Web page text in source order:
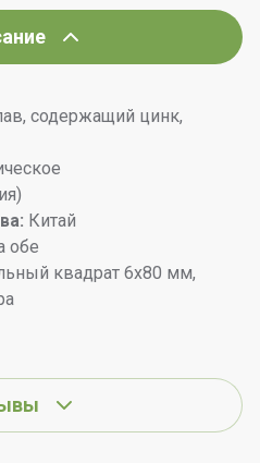
содержащий цинк,
Китай
обе
квадрат 6x80 мм,